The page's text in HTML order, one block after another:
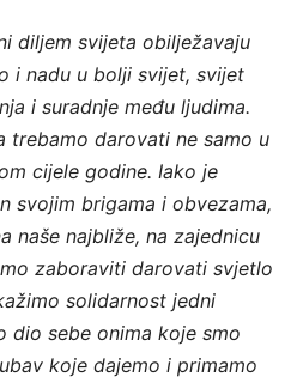
diljem svijeta obilježavaju
i nadu u bolji svijet, svijet
i suradnje među ljudima.
trebamo darovati ne samo u
cijele godine. Iako je
svojim brigama i obvezama,
naše najbliže, na zajednicu
zaboraviti darovati svjetlo
solidarnost jedni
dio sebe onima koje smo
koje dajemo i primamo